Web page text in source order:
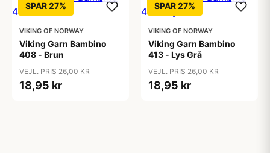
SPAR 27%
VIKING OF NORWAY
Viking Garn Bambino
408 - Brun
VEJL. PRIS 26,00 KR
18,95 kr
SPAR 27%
VIKING OF NORWAY
Viking Garn Bambino
413 - Lys Grå
VEJL. PRIS 26,00 KR
18,95 kr